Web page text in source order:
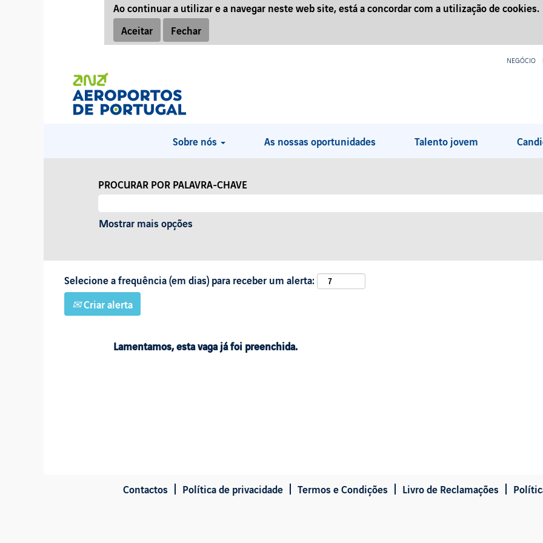
Ao continuar a utilizar e a navegar neste web site, está a concordar com a utilização de cookies.
Aceitar
Fechar
NEGÓCIO
Sobre nós As nossas oportunidades Talento jovem
PROCURAR POR PALAVRA-CHAVE
Mostrar mais opções
Selecione a frequência (em dias) para receber um alerta:
Criar alerta
Lamentamos, esta vaga já foi preenchida.
Contactos Política de privacidade Termos e Condições Livro de Reclamações